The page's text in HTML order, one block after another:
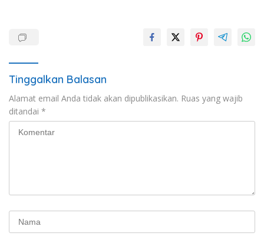
Tinggalkan Balasan
Alamat email Anda tidak akan dipublikasikan. Ruas yang wajib
ditandai *